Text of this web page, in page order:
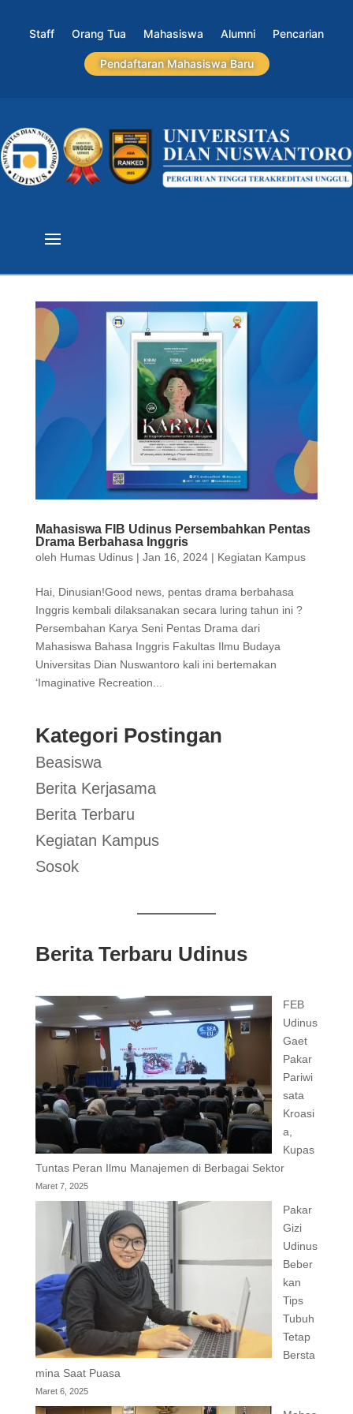
Staff Orang Tua Mahasiswa Alumni Pencarian
Pendaftaran Mahasiswa Baru
Mahasiswa FIB Udinus Persembahkan Pentas
Drama Berbahasa Inggris
oleh Humas Udinus| Jan 16, 2024| Kegiatan Kampus
Hai, Dinusian!Good news, pentas drama berbahasa
Inggris kembali dilaksanakan secara luring tahun ini ?
Persembahan Karya Seni Pentas Drama dari
Mahasiswa Bahasa Inggris Fakultas Ilmu Budaya
Universitas Dian Nuswantoro kali ini bertemakan
‘Imaginative Recreation...
Kategori Postingan
Beasiswa
Berita Kerjasama
Berita Terbaru
Kegiatan Kampus
Sosok
Berita Terbaru Udinus
FEB
Udinus
Gaet
Pakar
Pariwi
sata
Kroasi
a,
Kupas
Tuntas Peran Ilmu Manajemen di Berbagai Sektor
Maret 7, 2025
Pakar
Gizi
Udinus
Beber
kan
Tips
Tubuh
Tetap
Bersta
mina Saat Puasa
Maret 6, 2025